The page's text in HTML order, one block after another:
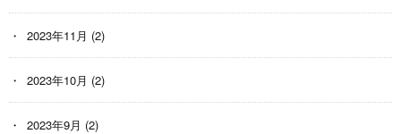
2023年11月 (2)
2023年10月 (2)
2023年9月 (2)